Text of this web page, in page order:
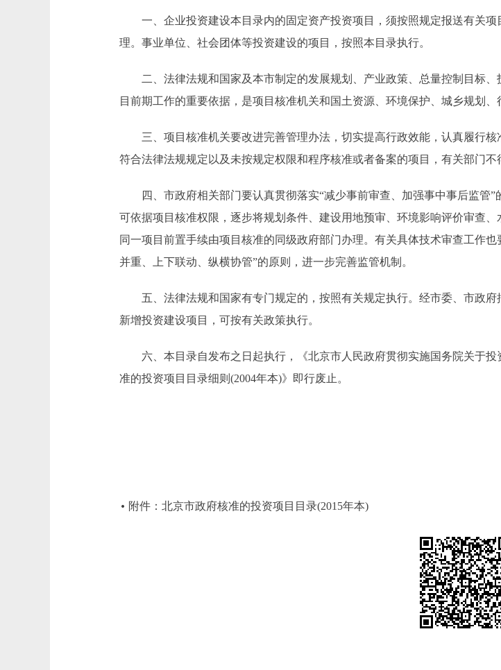
一、企业投资建设本目录内的固定资产投资项目，须按照规定报送有关项
理。事业单位、社会团体等投资建设的项目，按照本目录执行。
二、法律法规和国家及本市制定的发展规划、产业政策、总量控制目标、
目前期工作的重要依据，是项目核准机关和国土资源、环境保护、城乡规划
三、项目核准机关要改进完善管理办法，切实提高行政效能，认真履行核
符合法律法规规定以及未按规定权限和程序核准或者备案的项目，有关部门不
四、市政府相关部门要认真贯彻落实“减少事前审查、加强事中事后监管”
可依据项目核准权限，逐步将规划条件、建设用地预审、环境影响评价审查
同一项目前置手续由项目核准的同级政府部门办理。有关具体技术审查工作
并重、上下联动、纵横协管”的原则，进一步完善监管机制。
五、法律法规和国家有专门规定的，按照有关规定执行。经市委、市政府
新增投资建设项目，可按有关政策执行。
六、本目录自发布之日起执行，《北京市人民政府贯彻实施国务院关于投
准的投资项目目录细则(2004年本)》即行废止。
附件：北京市政府核准的投资项目目录(2015年本)